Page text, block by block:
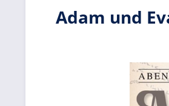
Adam und